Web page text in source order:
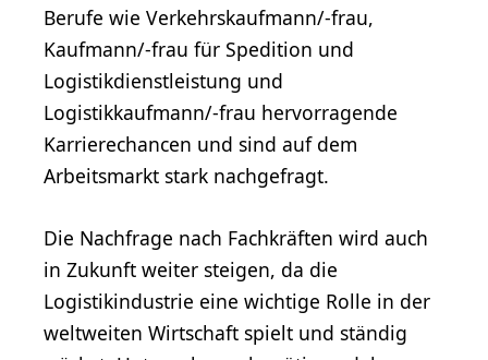
Berufe wie Verkehrskaufmann/-frau,
Kaufmann/-frau für Spedition und
Logistikdienstleistung und
Logistikkaufmann/-frau hervorragende
Karrierechancen und sind auf dem
Arbeitsmarkt stark nachgefragt.
Die Nachfrage nach Fachkräften wird auch
in Zukunft weiter steigen, da die
Logistikindustrie eine wichtige Rolle in der
weltweiten Wirtschaft spielt und ständig